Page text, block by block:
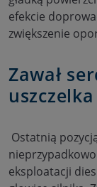
efekcie
zwiększenie
Zawał
Ostatnią
eksploatacji